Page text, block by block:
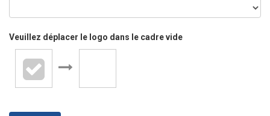
Veuillez déplacer le logo dans le cadre vide